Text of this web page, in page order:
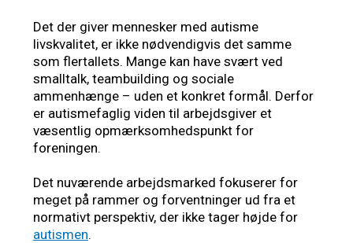
Det der giver mennesker med autisme
livskvalitet, er ikke nødvendigvis det samme
som flertallets. Mange kan have svært ved
smalltalk, teambuilding og sociale
ammenhænge – uden et konkret formål. Derfor
er autismefaglig viden til arbejdsgiver et
væsentlig opmærksomhedspunkt for
foreningen.
Det nuværende arbejdsmarked fokuserer for
meget på rammer og forventninger ud fra et
normativt perspektiv, der ikke tager højde for
autismen.